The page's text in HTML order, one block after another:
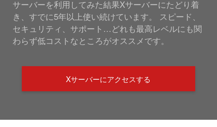
サーバーを利用してみた結果Xサーバーにたどり着
き、すでに5年以上使い続けています。 スピード、
セキュリティ、サポート…どれも最高レベルにも関
わらず低コストなところがオススメです。
Xサーバーにアクセスする